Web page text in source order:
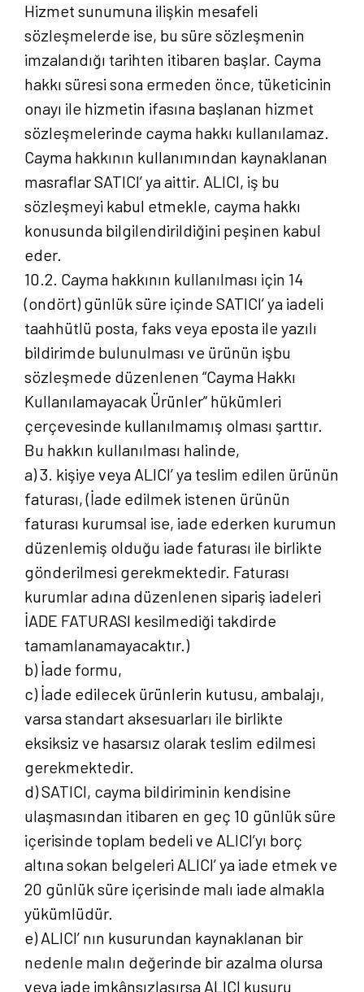
Hizmet sunumuna ilişkin mesafeli
sözleşmelerde ise, bu süre sözleşmenin
imzalandığı tarihten itibaren başlar. Cayma
hakkı süresi sona ermeden önce, tüketicinin
onayı ile hizmetin ifasına başlanan hizmet
sözleşmelerinde cayma hakkı kullanılamaz.
Cayma hakkının kullanımından kaynaklanan
masraflar SATICI’ ya aittir. ALICI, iş bu
sözleşmeyi kabul etmekle, cayma hakkı
konusunda bilgilendirildiğini peşinen kabul
eder.
10.2. Cayma hakkının kullanılması için 14
(ondört) günlük süre içinde SATICI’ ya iadeli
taahhütlü posta, faks veya eposta ile yazılı
bildirimde bulunulması ve ürünün işbu
sözleşmede düzenlenen “Cayma Hakkı
Kullanılamayacak Ürünler” hükümleri
çerçevesinde kullanılmamış olması şarttır.
Bu hakkın kullanılması halinde,
a) 3. kişiye veya ALICI’ ya teslim edilen ürünün
faturası, (İade edilmek istenen ürünün
faturası kurumsal ise, iade ederken kurumun
düzenlemiş olduğu iade faturası ile birlikte
gönderilmesi gerekmektedir. Faturası
kurumlar adına düzenlenen sipariş iadeleri
İADE FATURASI kesilmediği takdirde
tamamlanamayacaktır.)
b) İade formu,
c) İade edilecek ürünlerin kutusu, ambalajı,
varsa standart aksesuarları ile birlikte
eksiksiz ve hasarsız olarak teslim edilmesi
gerekmektedir.
d) SATICI, cayma bildiriminin kendisine
ulaşmasından itibaren en geç 10 günlük süre
içerisinde toplam bedeli ve ALICI’yı borç
altına sokan belgeleri ALICI’ ya iade etmek ve
20 günlük süre içerisinde malı iade almakla
yükümlüdür.
e) ALICI’ nın kusurundan kaynaklanan bir
nedenle malın değerinde bir azalma olursa
veya iade imkânsızlaşırsa ALICI kusuru